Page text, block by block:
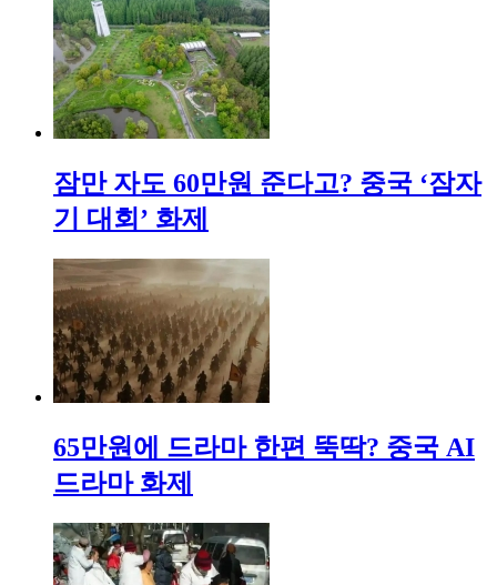
잠만 자도 60만원 준다고? 중국 ‘잠자
기 대회’ 화제
65만원에 드라마 한편 뚝딱? 중국 AI
드라마 화제